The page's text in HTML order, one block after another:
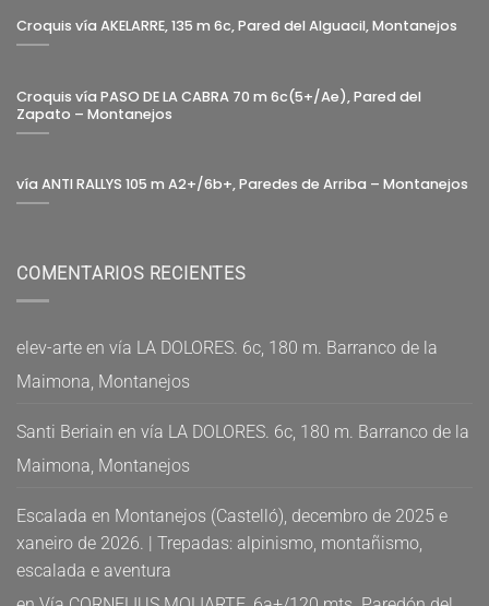
Croquis vía AKELARRE, 135 m 6c, Pared del Alguacil, Montanejos
Croquis vía PASO DE LA CABRA 70 m 6c(5+/Ae), Pared del
Zapato – Montanejos
vía ANTI RALLYS 105 m A2+/6b+, Paredes de Arriba – Montanejos
COMENTARIOS RECIENTES
elev-arte en vía LA DOLORES. 6c, 180 m. Barranco de la
Maimona, Montanejos
Santi Beriain en vía LA DOLORES. 6c, 180 m. Barranco de la
Maimona, Montanejos
Escalada en Montanejos (Castelló), decembro de 2025 e
xaneiro de 2026. | Trepadas: alpinismo, montañismo,
escalada e aventura